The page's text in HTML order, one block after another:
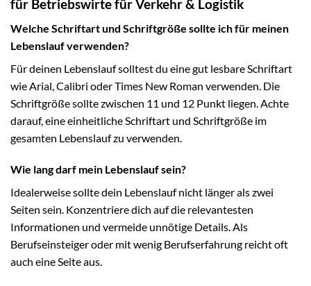
für Betriebswirte für Verkehr & Logistik
Welche Schriftart und Schriftgröße sollte ich für meinen
Lebenslauf verwenden?
Für deinen Lebenslauf solltest du eine gut lesbare Schriftart
wie Arial, Calibri oder Times New Roman verwenden. Die
Schriftgröße sollte zwischen 11 und 12 Punkt liegen. Achte
darauf, eine einheitliche Schriftart und Schriftgröße im
gesamten Lebenslauf zu verwenden.
Wie lang darf mein Lebenslauf sein?
Idealerweise sollte dein Lebenslauf nicht länger als zwei
Seiten sein. Konzentriere dich auf die relevantesten
Informationen und vermeide unnötige Details. Als
Berufseinsteiger oder mit wenig Berufserfahrung reicht oft
auch eine Seite aus.